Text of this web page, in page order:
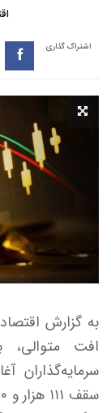
اشتراک گذاری
به گزارش اقتصاد
افت
سرمایه‌گذاران